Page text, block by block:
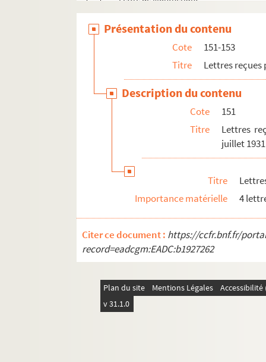
Lettre de Psichari
Lettre de Régnier
Lettre de Jules Romains
Lettre de Sharp
Lettre de Tosi
Lettre de Paul Valéry
Lettre de Vaux Saint-Cyr
152. Lettres et télégrammes de Paul Adam
153. Documents divers après le décès de
Présentation du contenu
Cote
151-153
Titre
Lettres reçues
Description du contenu
Cote
151
Titre
Lettres
juillet 1931
Titre
Importance matérielle
4
Citer ce document : https://ccfr.bnf.fr/
record=eadcgm:EADC:b1927262
Plan du site Mentions Légales
v 31.1.0